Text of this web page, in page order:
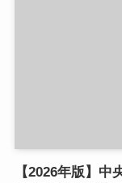
【2026年版】